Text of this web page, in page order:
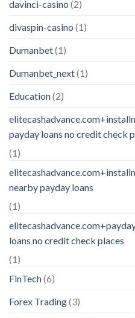
davinci-casino (2)
divaspin-casino (1)
Dumanbet(1)
Dumanbet_next(1)
Education(2)
payday loans no credit check
(1)
nearby payday loans
(1)
loans no credit check places
(1)
FinTech(6)
Forex Trading(3)